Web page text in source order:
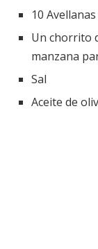
10 Avellanas
Un chorrito
manzana
Sal
Aceite de